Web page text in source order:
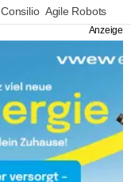
Consilio Agile Robots